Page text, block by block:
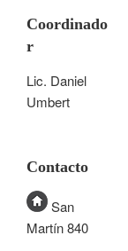
Coordinado
r
Lic. Daniel
Umbert
Contacto
San
Martín 840